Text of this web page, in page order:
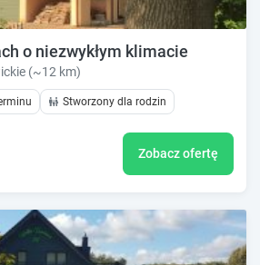
o niezwykłym klimacie
(~12 km)
Stworzony dla rodzin
Zobacz ofertę